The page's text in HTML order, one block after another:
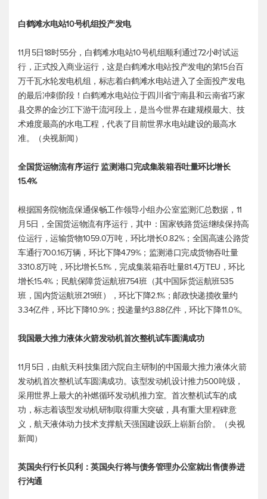
白鹤滩水电站10号机组投产发电
11月5日18时55分，白鹤滩水电站10号机组顺利通过72小时试运
行，正式投入商业运行，这是白鹤滩水电站投产发电的第15台百
万千瓦水轮发电机组，标志着白鹤滩水电站进入了全面投产发电
的最后冲刺阶段！白鹤滩水电站位于四川省宁南县和云南省巧家
县交界的金沙江下游干流河段上，是当今世界在建规模最大、技
术难度最高的水电工程，代表了目前世界水电站建设的最高水
准。（央视新闻）
全国货运物流有序运行 监测港口完成集装箱吞吐量环比增长
15.4%
根据国务院物流保通保畅工作领导小组办公室监测汇总数据，11
月5日，全国货运物流有序运行，其中：国家铁路货运继续保持高
位运行，运输货物1059.0万吨，环比增长0.82%；全国高速公路货
车通行700.16万辆，环比下降4.79%；监测港口完成货物吞吐量
3310.8万吨，环比增长5.1%，完成集装箱吞吐量81.4万TEU，环比
增长15.4%；民航保障货运航班754班（其中国际货运航班535
班，国内货运航班219班），环比下降2.1%；邮政快递揽收量约
3.34亿件，环比下降10.9%；投递量约3.88亿件，环比下降11.0%。
我国最大推力液体火箭发动机首次整机试车圆满成功
11月5日，由航天科技集团六院自主研制的中国最大推力液体火箭
发动机首次整机试车圆满成功。该型发动机设计推力500吨级，
采用世界上最大的补燃循环发动机推力室。首次整机试车的成
功，标志着该型发动机研制取得重大突破，具有重大里程碑意
义，航天液体动力技术支撑航天强国建设跃上崭新台阶。（央视
新闻）
英国央行行长贝利：英国央行将与债务管理办公室就出售债券进
行沟通